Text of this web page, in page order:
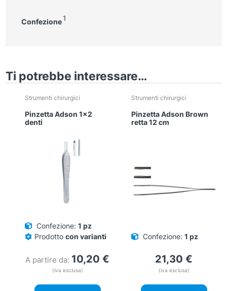
Confezione 1
Ti potrebbe interessare…
Strumenti chirurgici
Pinzetta Adson 1×2
denti
Confezione: 1 pz
Prodotto con varianti
A partire da: 10,20 €
(iva esclusa)
Strumenti chirurgici
Pinzetta Adson Brown
retta 12 cm
Confezione: 1 pz
21,30 €
(iva esclusa)